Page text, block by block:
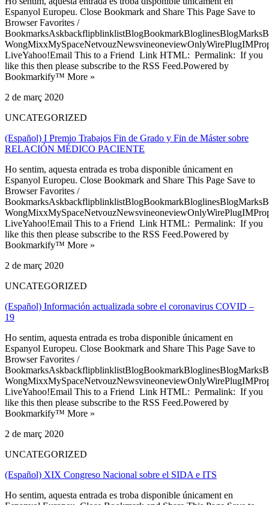
Espanyol Europeu. Close Bookmark and Share This Page Save to
Browser Favorites /
LiveYahoo!Email This to a Friend Link HTML: Permalink: If you
like this then please subscribe to the RSS Feed.Powered by
Bookmarkify™ More »
2 de març 2020
UNCATEGORIZED
(Español) I Premio Trabajos Fin de Grado y Fin de Máster sobre
RELACIÓN MÉDICO PACIENTE
Ho sentim, aquesta entrada es troba disponible únicament en
Espanyol Europeu. Close Bookmark and Share This Page Save to
Browser Favorites /
LiveYahoo!Email This to a Friend Link HTML: Permalink: If you
like this then please subscribe to the RSS Feed.Powered by
Bookmarkify™ More »
2 de març 2020
UNCATEGORIZED
(Español) Información actualizada sobre el coronavirus COVID –
19
Ho sentim, aquesta entrada es troba disponible únicament en
Espanyol Europeu. Close Bookmark and Share This Page Save to
Browser Favorites /
LiveYahoo!Email This to a Friend Link HTML: Permalink: If you
like this then please subscribe to the RSS Feed.Powered by
Bookmarkify™ More »
2 de març 2020
UNCATEGORIZED
(Español) XIX Congreso Nacional sobre el SIDA e ITS
Ho sentim, aquesta entrada es troba disponible únicament en